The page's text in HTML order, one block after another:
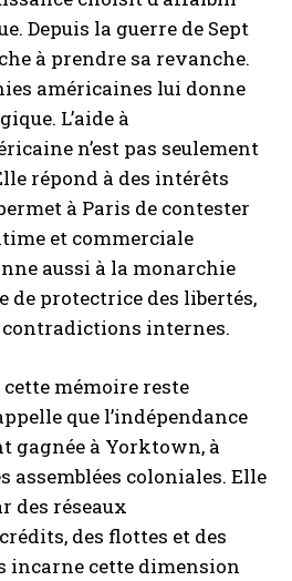
Depuis la guerre de Sept
à prendre sa revanche.
américaines lui donne
L’aide à
n’est pas seulement
répond à des intérêts
à Paris de contester
et commerciale
aussi à la monarchie
de protectrice des libertés,
contradictions internes.
mémoire reste
que l’indépendance
gagnée à Yorktown, à
assemblées coloniales. Elle
des réseaux
des flottes et des
incarne cette dimension